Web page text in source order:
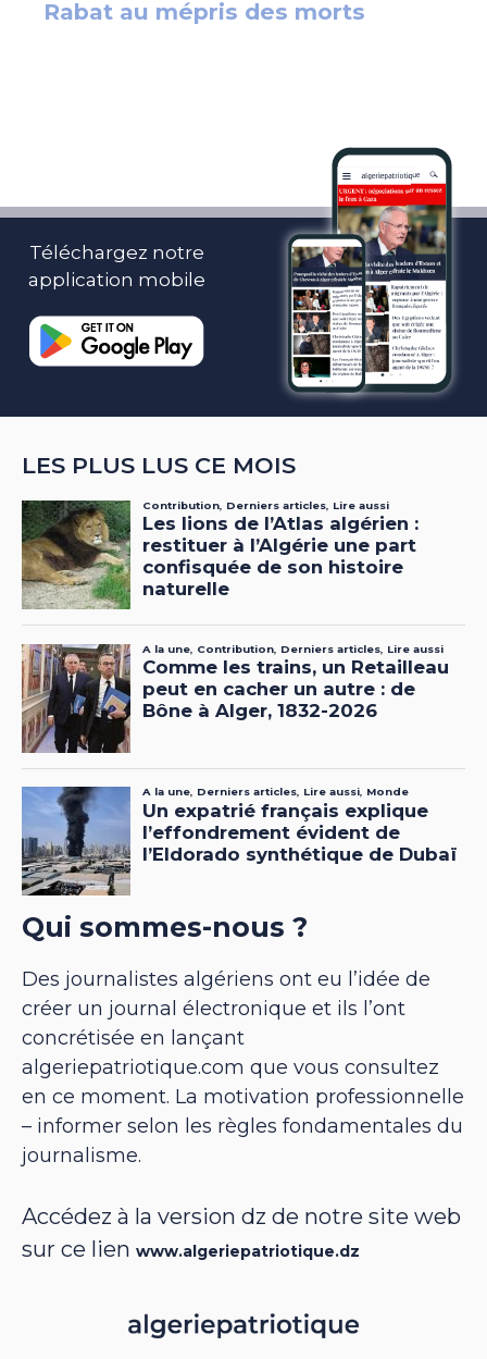
Téléchargez notre
application mobile
LES PLUS LUS CE MOIS
Qui sommes-nous ?
Des journalistes algériens ont eu l’idée de
créer un journal électronique et ils l’ont
concrétisée en lançant
algeriepatriotique.com que vous consultez
en ce moment. La motivation professionnelle
– informer selon les règles fondamentales du
journalisme.
Accédez à la version dz de notre site web
sur ce lien www.algeriepatriotique.dz